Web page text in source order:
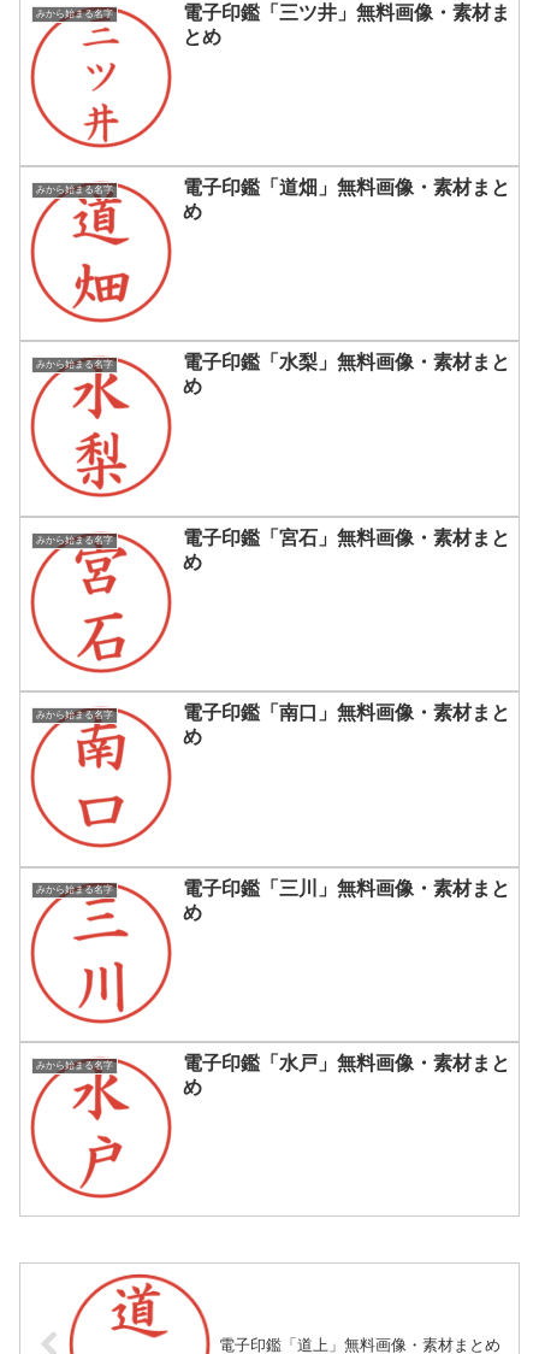
みから始まる名字
電子印鑑「三ツ井」無料画像・素材ま
とめ
みから始まる名字
電子印鑑「道畑」無料画像・素材まと
め
みから始まる名字
電子印鑑「水梨」無料画像・素材まと
め
みから始まる名字
電子印鑑「宮石」無料画像・素材まと
め
みから始まる名字
電子印鑑「南口」無料画像・素材まと
め
みから始まる名字
電子印鑑「三川」無料画像・素材まと
め
みから始まる名字
電子印鑑「水戸」無料画像・素材まと
め
電子印鑑「道上」無料画像・素材まとめ